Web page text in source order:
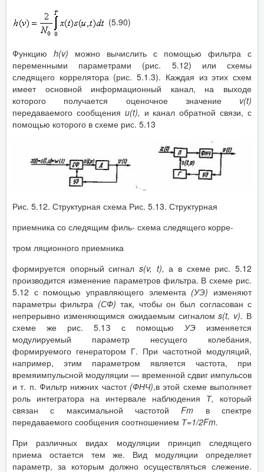
(5.90)
Функцию h(v) можно вычислить с помощью фильтра с
переменными параметрами (рис. 5.12) или схемы
следящего коррелятора (рис. 5.1.3). Каждая из этих схем
имеет основной информационный канал, на выходе
которого получается оценочное значение v(t)
передаваемого сообщения u(t), и канал обратной связи, с
помощью которого в схеме рис. 5.13
Рис. 5.12. Структурная схема Рис. 5.13. Структурная
приемника со следящим филь- схема следящего корре-
тром ляционного приемника
формируется опорный сигнал s(v, t),а в схеме рис. 5.12
производится изменение параметров фильтра. В схеме рис.
5.12 с помощью управляющего элемента (УЭ) изменяют
параметры фильтра (СФ)так, чтобы он был согласован с
непрерывно изменяющимся ожидаемым сигналомs(t, v). В
схеме же рис. 5.1З с помощью УЭ изменяется
модулируемый параметр несущего колебания,
формируемого генератором Г. При частотной модуляций,
например, этим параметром является частота, при
времяимпульсной модуляции — временной сдвиг импульсов
и т. п. Фильтр нижних частот (ФНЧ),в этой схеме выполняет
роль интегратора на интервале наблюдения Т, который
связан с максимальной частотойFm в спектре
передаваемого сообщения соотношением Т=1/2Fm.
При различных видах модуляции принцип следящего
приема остается тем же. Вид модуляции определяет
параметр, за которым должно осуществляться слежение.